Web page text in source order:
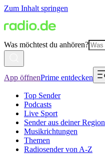
Zum Inhalt springen
Was möchtest du anhören?
App öffnenPrime entdecken
Top Sender
Podcasts
Live Sport
Sender aus deiner Region
Musikrichtungen
Themen
Radiosender von A-Z